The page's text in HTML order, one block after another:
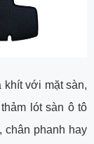
khít với mặt sàn,
lót sàn ô tô
chân phanh hay